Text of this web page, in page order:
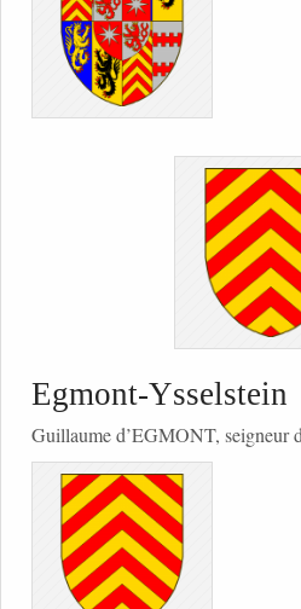
Egmont-Ysselstein
Guillaume d’EGMONT, seigneur